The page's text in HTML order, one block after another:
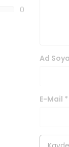
0
Ad
E-Mail *